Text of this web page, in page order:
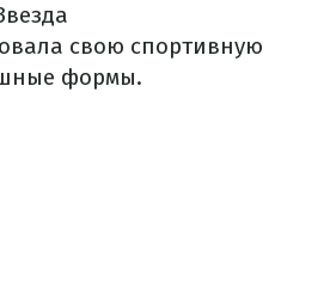
свою спортивную
формы.